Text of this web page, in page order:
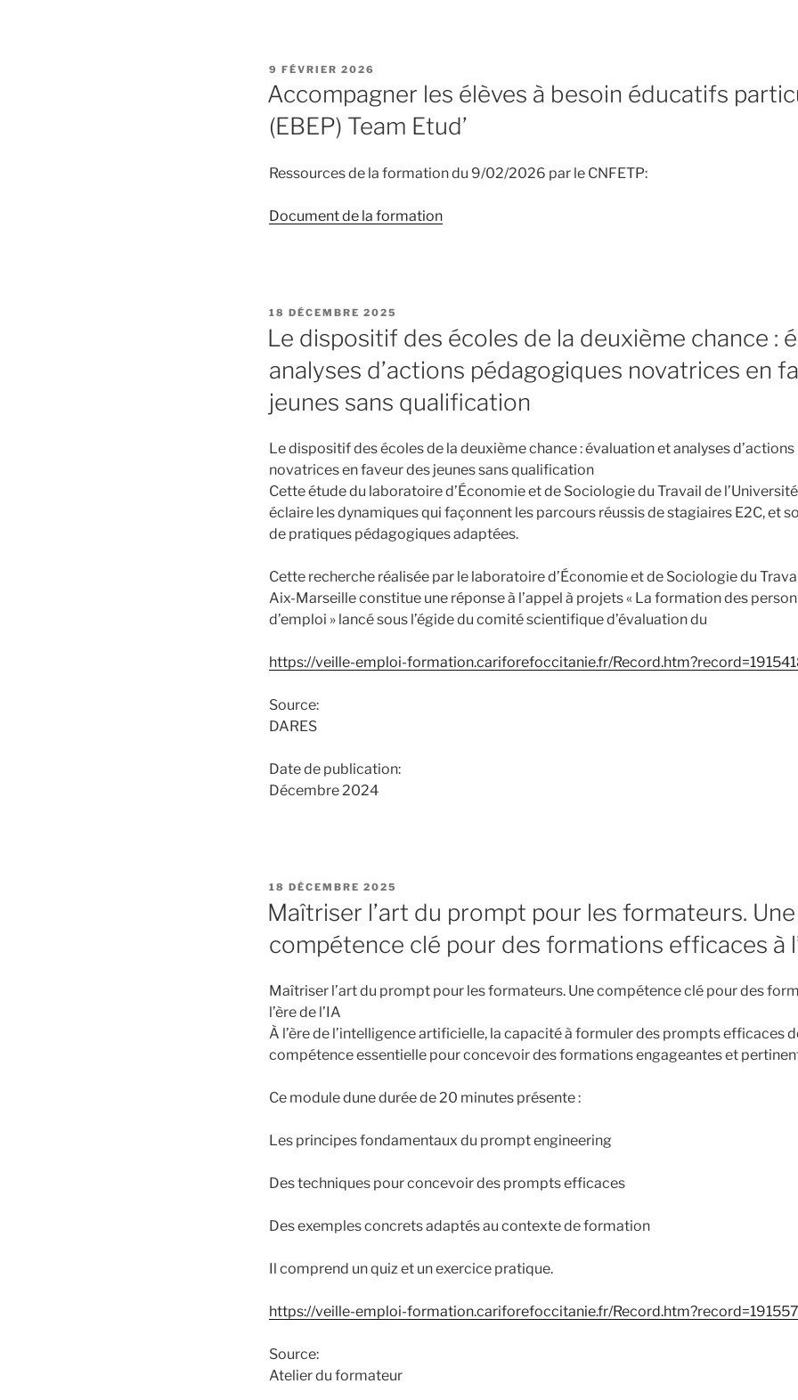
PUBLIÉ
LE
9 FÉVRIER 2026
Accompagner les élèves à besoin éducatifs
(EBEP) Team Etud’
Ressources de la formation du 9/02/2026 par le CNFETP:
Document de la formation
PUBLIÉ
18 DÉCEMBRE 2025
Le dispositif des écoles de la deuxième chance :
analyses d’actions pédagogiques novatrices en
jeunes sans qualification
Le dispositif des écoles de la deuxième chance : évaluation et analyses
novatrices en faveur des jeunes sans qualification
Cette étude du laboratoire d’Économie et de Sociologie du Travail de
éclaire les dynamiques qui façonnent les parcours réussis de stagiaires E2C, et
de pratiques pédagogiques adaptées.
Cette recherche réalisée par le laboratoire d’Économie et de Sociologie du
Aix-Marseille constitue une réponse à l’appel à projets « La formation des
d’emploi » lancé sous l’égide du comité scientifique d’évaluation du
https://veille-emploi-formation.cariforefoccitanie.fr/
Source:
DARES
Date de publication:
Décembre 2024
PUBLIÉ
LE
18 DÉCEMBRE 2025
Maîtriser l’art du prompt pour les formateurs. Une
compétence clé pour des formations efficaces à
Maîtriser l’art du prompt pour les formateurs. Une compétence clé pour des
l’ère de l’IA
À l’ère de l’intelligence artificielle, la capacité à formuler des prompts efficaces
compétence essentielle pour concevoir des formations engageantes et
Ce module dune durée de 20 minutes présente :
Les principes fondamentaux du prompt engineering
Des techniques pour concevoir des prompts efficaces
Des exemples concrets adaptés au contexte de formation
Il comprend un quiz et un exercice pratique.
https://veille-emploi-formation.cariforefoccitanie.fr/
Source:
Atelier du formateur